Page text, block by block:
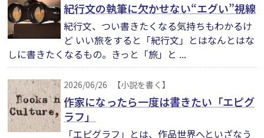
紀行文の執筆に欠かせない“エグい”視線
紀行文、つい書きたくなる気持ちもわかるけ
ど いい旅をすると「紀行文」とはなんとはな
しに書きたくなるもの。きっと「旅」と ...
2026/06/26 【小説を書く】
作家になったら一度は書きたい「エピグ
ラフ」
「エピグラフ」とは、作品世界へといざなう